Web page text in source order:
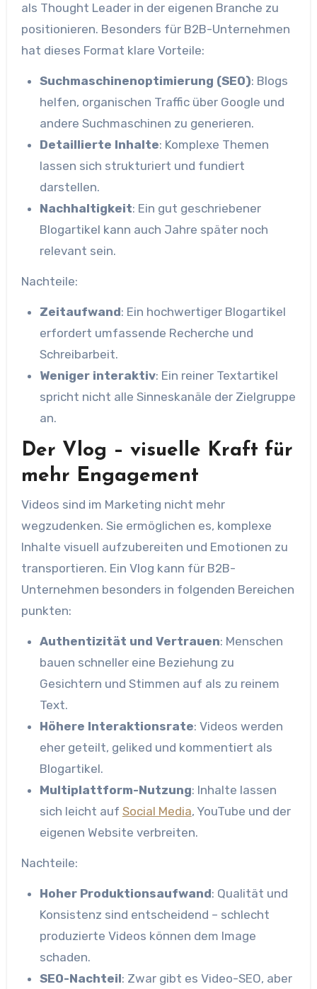
als Thought Leader in der eigenen Branche zu
positionieren. Besonders für B2B-Unternehmen
hat dieses Format klare Vorteile:
Suchmaschinenoptimierung (SEO): Blogs
helfen, organischen Traffic über Google und
andere Suchmaschinen zu generieren.
Detaillierte Inhalte: Komplexe Themen
lassen sich strukturiert und fundiert
darstellen.
Nachhaltigkeit: Ein gut geschriebener
Blogartikel kann auch Jahre später noch
relevant sein.
Nachteile:
Zeitaufwand: Ein hochwertiger Blogartikel
erfordert umfassende Recherche und
Schreibarbeit.
Weniger interaktiv: Ein reiner Textartikel
spricht nicht alle Sinneskanäle der Zielgruppe
an.
Der Vlog – visuelle Kraft für
mehr Engagement
Videos sind im Marketing nicht mehr
wegzudenken. Sie ermöglichen es, komplexe
Inhalte visuell aufzubereiten und Emotionen zu
transportieren. Ein Vlog kann für B2B-
Unternehmen besonders in folgenden Bereichen
punkten:
Authentizität und Vertrauen: Menschen
bauen schneller eine Beziehung zu
Gesichtern und Stimmen auf als zu reinem
Text.
Höhere Interaktionsrate: Videos werden
eher geteilt, geliked und kommentiert als
Blogartikel.
Multiplattform-Nutzung: Inhalte lassen
sich leicht auf Social Media, YouTube und der
eigenen Website verbreiten.
Nachteile:
Hoher Produktionsaufwand: Qualität und
Konsistenz sind entscheidend – schlecht
produzierte Videos können dem Image
schaden.
SEO-Nachteil: Zwar gibt es Video-SEO, aber